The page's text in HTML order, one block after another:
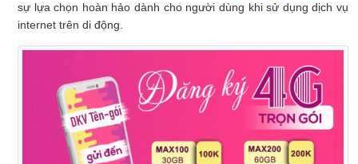
sự lựa chọn hoàn hảo dành cho người dùng khi sử dụng dịch vụ
internet trên di động.